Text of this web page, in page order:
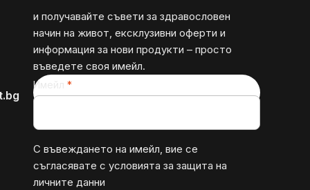
и получавайте съвети за здравословен
начин на живот, ексклузивни оферти и
информация за нови продукти – просто
въведете своя имейл.
Имейл
С въвеждането на имейл, вие се
съгласявате с условията за защита на
личните данни